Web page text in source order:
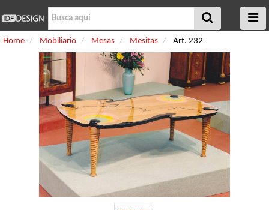
Home Mobiliario Mesas Mesitas Art. 232